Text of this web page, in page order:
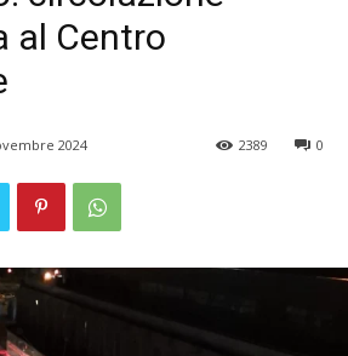
al Centro
2024 0
2389